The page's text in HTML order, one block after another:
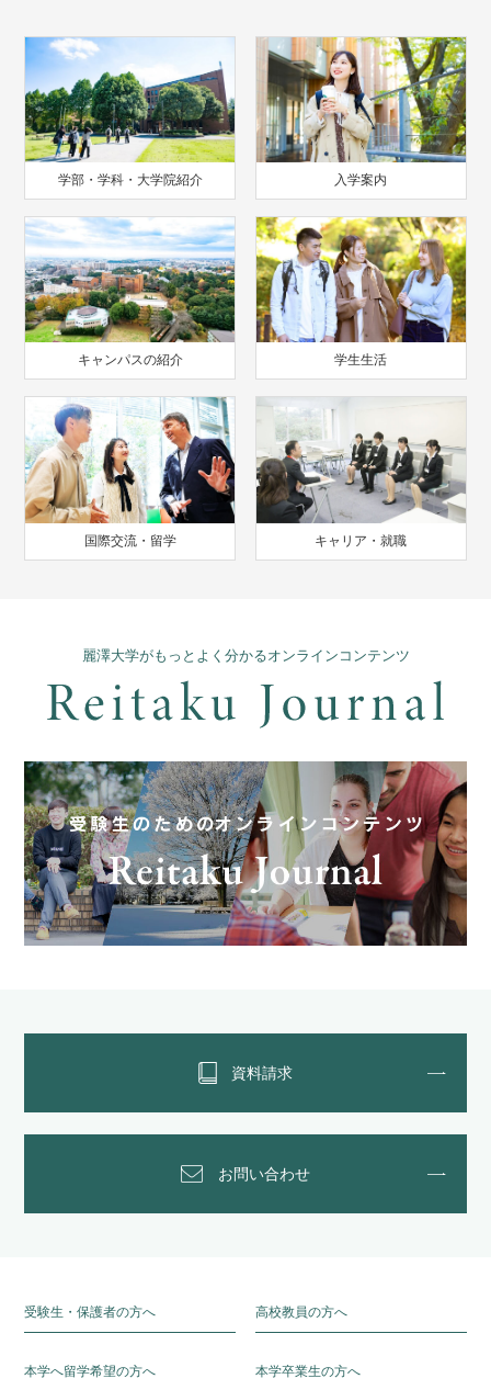
学部・学科・大学院紹介 入学案内
キャンパスの紹介 学生生活
国際交流・留学 キャリア・就職
麗澤大学がもっとよく分かるオンラインコンテンツ
資料請求
お問い合わせ
受験生・保護者の方へ 高校教員の方へ
本学へ留学希望の方へ 本学卒業生の方へ